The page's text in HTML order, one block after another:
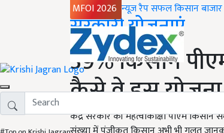
MFOI 2026 न्यूज़ रैपसफल किसानबाजार
Home
सरकारी योजनाएं
39% किसान
कैसे वे इस
केंद्र सरकार की महत्वाकांक्षी पीएम किसान